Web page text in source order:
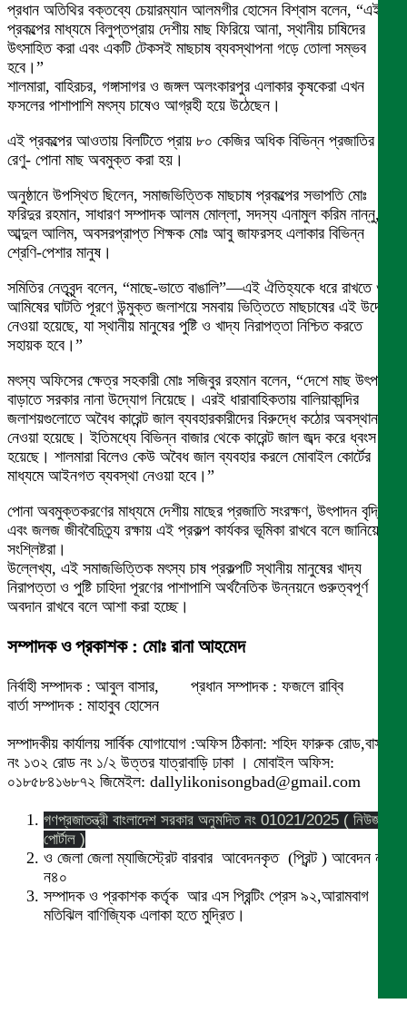
প্রধান অতিথির বক্তব্যে চেয়ারম্যান আলমগীর হোসেন বিশ্বাস বলেন, “এই
প্রকল্পের মাধ্যমে বিলুপ্তপ্রায় দেশীয় মাছ ফিরিয়ে আনা, স্থানীয় চাষিদের
উৎসাহিত করা এবং একটি টেকসই মাছচাষ ব্যবস্থাপনা গড়ে তোলা সম্ভব
হবে।”
শালমারা, বাহিরচর, গঙ্গাসাগর ও জঙ্গল অলংকারপুর এলাকার কৃষকেরা এখন
ফসলের পাশাপাশি মৎস্য চাষেও আগ্রহী হয়ে উঠেছেন।
এই প্রকল্পের আওতায় বিলটিতে প্রায় ৮০ কেজির অধিক বিভিন্ন প্রজাতির
রেণু- পোনা মাছ অবমুক্ত করা হয়।
অনুষ্ঠানে উপস্থিত ছিলেন, সমাজভিত্তিক মাছচাষ প্রকল্পের সভাপতি মোঃ
ফরিদুর রহমান, সাধারণ সম্পাদক আলম মোল্লা, সদস্য এনামুল করিম নান্নু,
আব্দুল আলিম, অবসরপ্রাপ্ত শিক্ষক মোঃ আবু জাফরসহ এলাকার বিভিন্ন
শ্রেণি-পেশার মানুষ।
সমিতির নেতৃবৃন্দ বলেন, “মাছে-ভাতে বাঙালি”—এই ঐতিহ্যকে ধরে রাখতে ও
আমিষের ঘাটতি পূরণে উন্মুক্ত জলাশয়ে সমবায় ভিত্তিতে মাছচাষের এই উদ্যোগ
নেওয়া হয়েছে, যা স্থানীয় মানুষের পুষ্টি ও খাদ্য নিরাপত্তা নিশ্চিত করতে
সহায়ক হবে।”
মৎস্য অফিসের ক্ষেত্র সহকারী মোঃ সজিবুর রহমান বলেন, “দেশে মাছ উৎপাদন
বাড়াতে সরকার নানা উদ্যোগ নিয়েছে। এরই ধারাবাহিকতায় বালিয়াকান্দির
জলাশয়গুলোতে অবৈধ কারেন্ট জাল ব্যবহারকারীদের বিরুদ্ধে কঠোর অবস্থান
নেওয়া হয়েছে। ইতিমধ্যে বিভিন্ন বাজার থেকে কারেন্ট জাল জব্দ করে ধ্বংস করা
হয়েছে। শালমারা বিলেও কেউ অবৈধ জাল ব্যবহার করলে মোবাইল কোর্টের
মাধ্যমে আইনগত ব্যবস্থা নেওয়া হবে।”
পোনা অবমুক্তকরণের মাধ্যমে দেশীয় মাছের প্রজাতি সংরক্ষণ, উৎপাদন বৃদ্ধি
এবং জলজ জীববৈচিত্র্য রক্ষায় এই প্রকল্প কার্যকর ভূমিকা রাখবে বলে জানিয়েছেন
সংশ্লিষ্টরা।
উল্লেখ্য, এই সমাজভিত্তিক মৎস্য চাষ প্রকল্পটি স্থানীয় মানুষের খাদ্য
নিরাপত্তা ও পুষ্টি চাহিদা পূরণের পাশাপাশি অর্থনৈতিক উন্নয়নে গুরুত্বপূর্ণ
অবদান রাখবে বলে আশা করা হচ্ছে।
সম্পাদক ও প্রকাশক : মোঃ রানা আহমেদ
নির্বাহী সম্পাদক : আবুল বাসার, প্রধান সম্পাদক : ফজলে রাব্বি
বার্তা সম্পাদক : মাহাবুব হোসেন
সম্পাদকীয় কার্যালয় সার্বিক যোগাযোগ :অফিস ঠিকানা: শহিদ ফারুক রোড,বাসা
নং ১৩২ রোড নং ১/২ উত্তর যাত্রাবাড়ি ঢাকা । মোবাইল অফিস:
০১৮৫৮৪১৬৮৭২ জিমেইল: dallylikonisongbad@gmail.com
গণপ্রজাতন্ত্রী বাংলাদেশ সরকার অনুমদিত নং 01021/2025 ( নিউজ
পোর্টাল )
ও জেলা জেলা ম্যাজিস্ট্রেট বারবার আবেদনকৃত (প্রিন্ট ) আবেদন নং
ন৪০
সম্পাদক ও প্রকাশক কর্তৃক আর এস প্রিন্টিং প্রেস ৯২,আরামবাগ
মতিঝিল বাণিজ্যিক এলাকা হতে মুদ্রিত।